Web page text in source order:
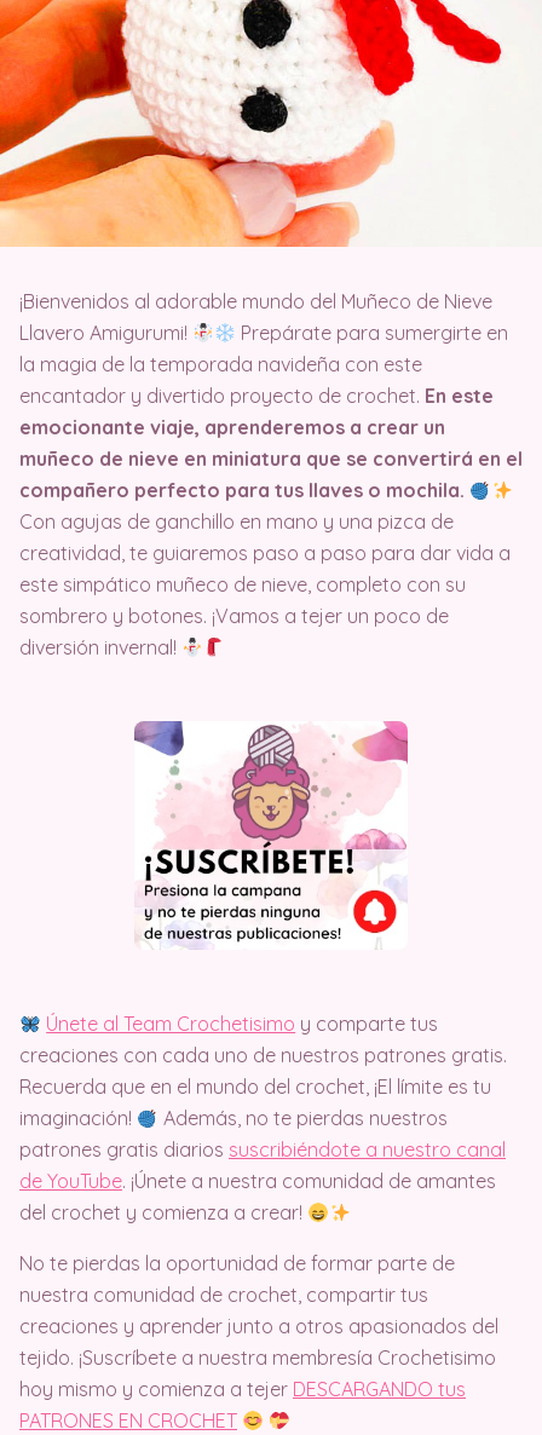
¡Bienvenidos al adorable mundo del Muñeco de Nieve
Llavero Amigurumi!
Prepárate para sumergirte en
la magia de la temporada navideña con este
encantador y divertido proyecto de crochet. En este
emocionante viaje, aprenderemos a crear un
muñeco de nieve en miniatura que se convertirá en el
compañero perfecto para tus llaves o mochila.
Con agujas de ganchillo en mano y una pizca de
creatividad, te guiaremos paso a paso para dar vida a
este simpático muñeco de nieve, completo con su
sombrero y botones. ¡Vamos a tejer un poco de
diversión invernal!
Únete al Team Crochetisimo y comparte tus
creaciones con cada uno de nuestros patrones gratis.
Recuerda que en el mundo del crochet, ¡El límite es tu
imaginación!
Además, no te pierdas nuestros
patrones gratis diarios suscribiéndote a nuestro canal
de YouTube. ¡Únete a nuestra comunidad de amantes
del crochet y comienza a crear!
No te pierdas la oportunidad de formar parte de
nuestra comunidad de crochet, compartir tus
creaciones y aprender junto a otros apasionados del
tejido. ¡Suscríbete a nuestra membresía Crochetisimo
hoy mismo y comienza a tejer DESCARGANDO tus
PATRONES EN CROCHET